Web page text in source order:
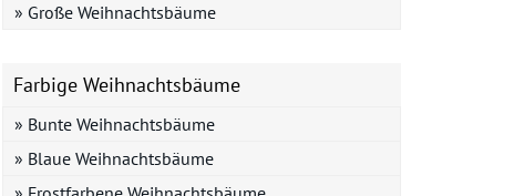
» Große Weihnachtsbäume
Farbige Weihnachtsbäume
» Bunte Weihnachtsbäume
» Blaue Weihnachtsbäume